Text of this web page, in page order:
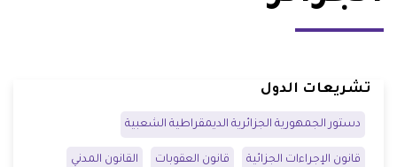
تشريعات الدول
دستور الجمهورية الجزائرية الديمقراطية الشعبية
قانون الإجراءات الجزائية قانون العقوبات القانون المدني